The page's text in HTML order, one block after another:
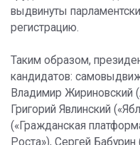
выдвинуты
регистрацию.
Таким образом,
кандидатов:
Владимир
Григорий Явлинский
(«Гражданская
Роста»), Сергей